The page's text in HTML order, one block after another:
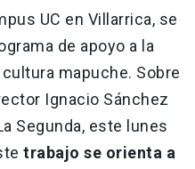
UC en Villarrica, se
de apoyo a la
mapuche. Sobre
Ignacio Sánchez
Segunda, este lunes
trabajo se orienta a